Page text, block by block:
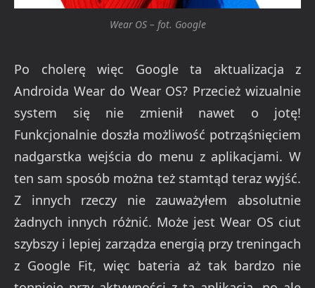
Wear OS – fot. Google
Po cholerę więc Google ta aktualizacja z
Androida Wear do Wear OS? Przecież wizualnie
system się nie zmienił nawet o jotę!
Funkcjonalnie doszła możliwość potrząśnięciem
nadgarstka wejścia do menu z aplikacjami. W
ten sam sposób można też stamtąd teraz wyjść.
Z innych rzeczy nie zauważyłem absolutnie
żadnych innych różnić. Może jest Wear OS ciut
szybszy i lepiej zarządza energią przy treningach
z Google Fit, więc bateria aż tak bardzo nie